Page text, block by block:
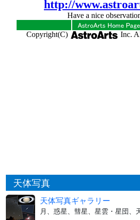
天体写真
天体写真ギャラリー
月、惑星、彗星、星雲・星団、